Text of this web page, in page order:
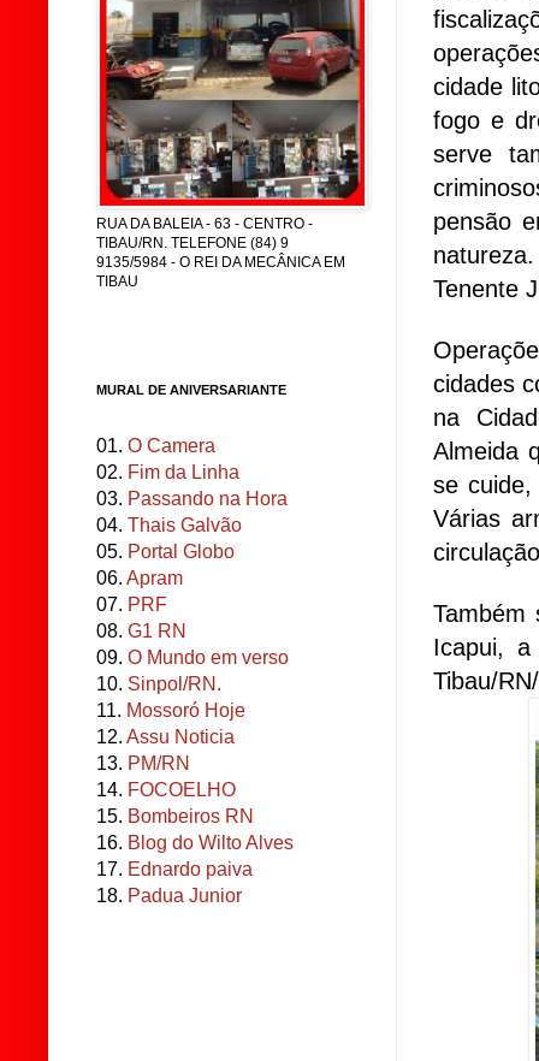
cidade
fogo e
serve
pensão
Tenente
cidades
na
Almeida
se cuide,
Várias
Também
Icapui, a
Tibau/
RUA DA BALEIA - 63 - CENTRO -
TIBAU/RN. TELEFONE (84) 9
9135/5984 - O REI DA MECÂNICA EM
TIBAU
MURAL DE ANIVERSARIANTE
01. O Camera
02. Fim da Linha
03. Passando na Hora
04. Thais Galvão
05. Portal Globo
06. Apram
07. PRF
08. G1 RN
09. O Mundo em verso
10. Sinpol/RN.
11. Mossoró Hoje
12. Assu Noticia
13. PM/RN
14. FOCOELHO
15. Bombeiros RN
16. Blog do Wilto Alves
17. Ednardo paiva
18. Padua Junior